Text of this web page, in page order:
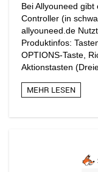
Bei Allyouneed
Controller (in
allyouneed.de
Produktinfos:
OPTIONS-Taste,
Aktionstasten
MEHR LESEN